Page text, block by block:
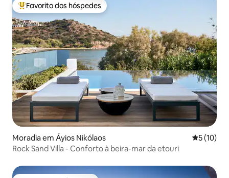
Favoritos dos hóspedes mais apreciados
Favorito dos hóspedes
Moradia em Áyios Nikólaos
5 (10)
Rock Sand Villa - Conforto à beira-mar da etouri